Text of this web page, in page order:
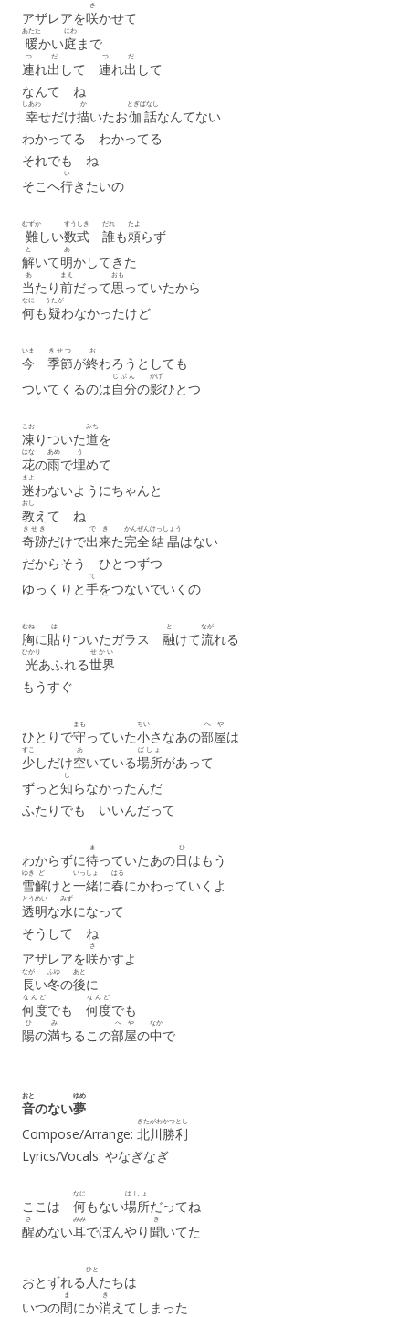
アザレアを咲
さ
かせて
暖
あたた
かい庭
にわ
まで
連
つ
れ出
だ
して 連
つ
れ出
だ
して
なんて ね
幸
しあわ
せだけ描
か
いたお伽話
とぎばなし
なんてない
わかってる わかってる
それでも ね
そこへ行
い
きたいの
難
むずか
しい数式
すうしき
誰
だれ
も頼
たよ
らず
解
と
いて明
あ
かしてきた
当
あ
たり前
まえ
だって思
おも
っていたから
何
なに
も 疑
うたが
わなかったけど
今
いま
季節
きせつ
が終
お
わろうとしても
ついてくるのは自分
じぶん
の影
かげ
ひとつ
凍
こお
りついた道
みち
を
花
はな
の雨
あめ
で埋
う
めて
迷
まよ
わないようにちゃんと
教
おし
えて ね
奇跡
きせき
だけで出来
でき
た完全
かんぜん
結晶
けっしょう
はない
だからそう ひとつずつ
ゆっくりと手
て
をつないでいくの
胸
むね
に貼
は
りついたガラス 融
と
けて流
なが
れる
光
ひかり
あふれる世界
せかい
もうすぐ
ひとりで守
まも
っていた小
ちい
さなあの部屋
へや
は
少
すこ
しだけ空
あ
いている場所
ばしょ
があって
ずっと知
し
らなかったんだ
ふたりでも いいんだって
わからずに待
ま
っていたあの日
ひ
はもう
雪
ゆき
解
ど
けと一緒
いっしょ
に春
はる
にかわっていくよ
透明
とうめい
な水
みず
になって
そうして ね
アザレアを咲
さ
かすよ
長
なが
い冬
ふゆ
の後
あと
に
何度
なんど
でも 何度
なんど
でも
陽
ひ
の満
み
ちるこの部屋
へや
の中
なか
で
音
おと
のない夢
ゆめ
Compose/Arrange: 北川
きたがわ
勝利
かつとし
Lyrics/Vocals: やなぎなぎ
ここは 何
なに
もない場所
ばしょ
だってね
醒
さ
めない耳
みみ
でぼんやり聞
き
いてた
おとずれる 人
ひと
たちは
いつの間
ま
にか消
き
えてしまった